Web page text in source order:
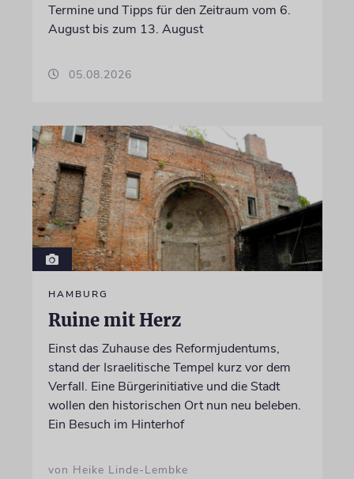
Termine und Tipps für den Zeitraum vom 6.
August bis zum 13. August
05.08.2026
HAMBURG
Ruine mit Herz
Einst das Zuhause des Reformjudentums,
stand der Israelitische Tempel kurz vor dem
Verfall. Eine Bürgerinitiative und die Stadt
wollen den historischen Ort nun neu beleben.
Ein Besuch im Hinterhof
von Heike Linde-Lembke